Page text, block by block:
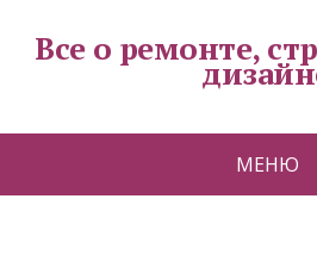
Все о ремонте,
МЕНЮ